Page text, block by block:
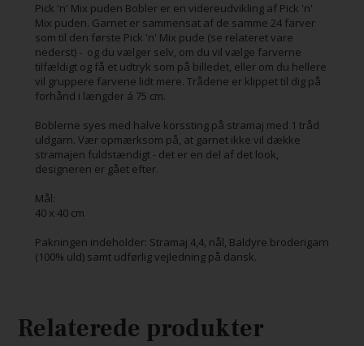
Pick 'n' Mix puden Bobler er en videreudvikling af Pick 'n'
Mix puden. Garnet er sammensat af de samme 24 farver
som til den første Pick 'n' Mix pude (se relateret vare
nederst) - og du vælger selv, om du vil vælge farverne
tilfældigt og få et udtryk som på billedet, eller om du hellere
vil gruppere farvene lidt mere. Trådene er klippet til dig på
forhånd i længder á 75 cm.
Boblerne syes med halve korssting på stramaj med 1 tråd
uldgarn. Vær opmærksom på, at garnet ikke vil dække
stramajen fuldstændigt - det er en del af det look,
designeren er gået efter.
Mål:
40 x 40 cm
Pakningen indeholder: Stramaj 4,4, nål, Baldyre broderigarn
(100% uld) samt udførlig vejledning på dansk.
Relaterede produkter